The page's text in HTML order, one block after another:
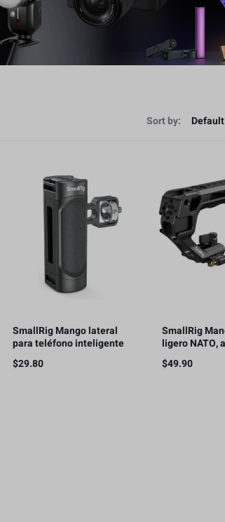
Sort by:
SmallRig Mango lateral
para teléfono inteligente
Cage Phone Video Rig
Ligero con 1/4 hilos – 2772
$29.80
SmallRig
ligero NATO,
de liberación
riel NATO –
$49.90